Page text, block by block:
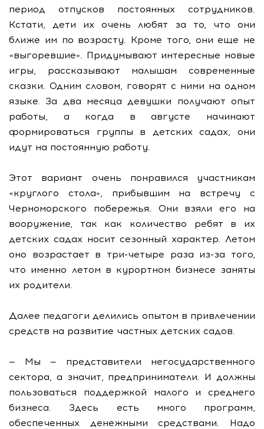
период отпусков постоянных сотрудников.
Кстати, дети их очень любят за то, что они
ближе им по возрасту. Кроме того, они еще не
«выгоревшие». Придумывают интересные новые
игры, рассказывают малышам современные
сказки. Одним словом, говорят с ними на одном
языке. За два месяца девушки получают опыт
работы, а когда в августе начинают
формироваться группы в детских садах, они
идут на постоянную работу.
Этот вариант очень понравился участникам
«круглого стола», прибывшим на встречу с
Черноморского побережья. Они взяли его на
вооружение, так как количество ребят в их
детских садах носит сезонный характер. Летом
оно возрастает в три-четыре раза из-за того,
что именно летом в курортном бизнесе заняты
их родители.
Далее педагоги делились опытом в привлечении
средств на развитие частных детских садов.
— Мы — представители негосударственного
сектора, а значит, предприниматели. И должны
пользоваться поддержкой малого и среднего
бизнеса. Здесь есть много программ,
обеспеченных денежными средствами. Надо